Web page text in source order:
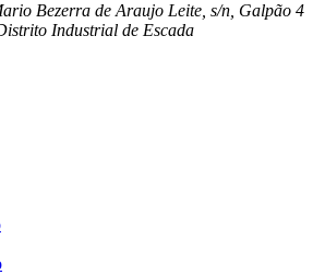
Bezerra de Araujo Leite, s/n, Galpão 4
Industrial de Escada